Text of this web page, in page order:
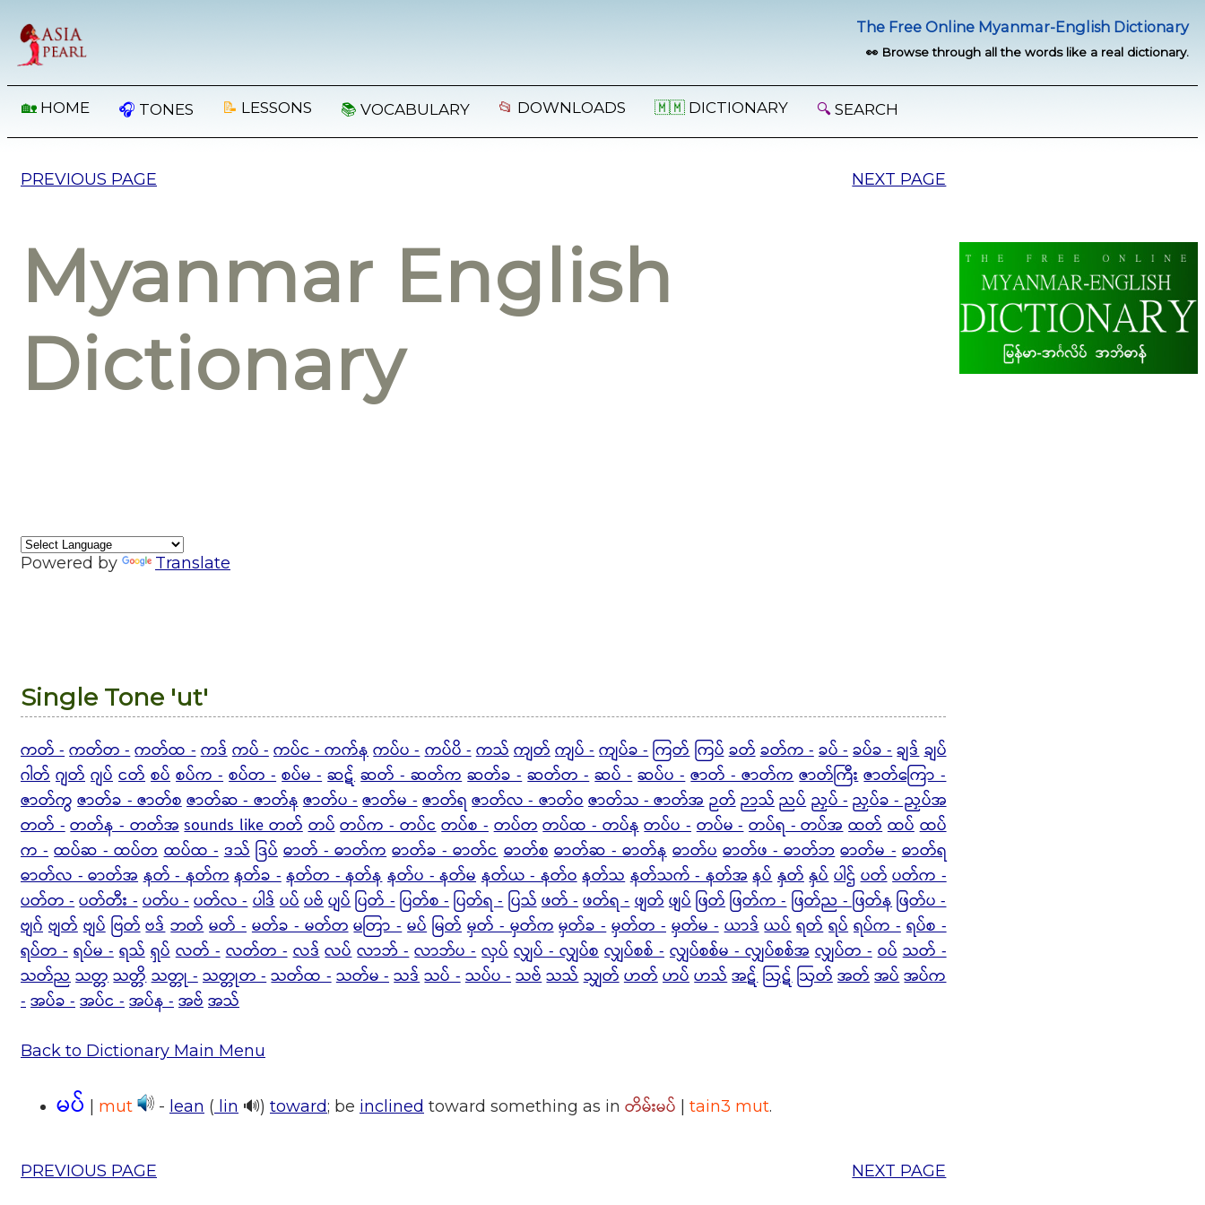
The Free Online Myanmar-English Dictionary
👀 Browse through all the words like a real dictionary.
🏡 HOME 🎧 TONES 📝 LESSONS 📚 VOCABULARY 📂 DOWNLOADS 🇲🇲 DICTIONARY 🔍 SEARCH
PREVIOUS PAGE NEXT PAGE
Myanmar English
Dictionary
Powered by Translate
Single Tone 'ut'
ကတ် -ကတ်တ -ကတ်ထ -ကဒ်ကပ် -ကပ်င - ကက်နကပ်ပ -ကပ်ပိ -ကသ်ကျတ်ကျပ် -ကျပ်ခ -ကြတ်ကြပ်ခတ်ခတ်က -ခပ် -ခပ်ခ -ချဒ်ချပ်
ဂါတ် ဂျတ် ဂျပ် ငတ် စပ် စပ်က - စပ်တ - စပ်မ - ဆဋ် ဆတ် - ဆတ်က ဆတ်ခ - ဆတ်တ - ဆပ် - ဆပ်ပ - ဇာတ် - ဇာတ်က ဇာတ်ကြီး ဇာတ်ကြော -
ဇာတ်ကွ ဇာတ်ခ - ဇာတ်စဇာတ်ဆ - ဇာတ်နဇာတ်ပ -ဇာတ်မ -ဇာတ်ရ ဇာတ်လ - ဇာတ်ဝဇာတ်သ - ဇာတ်အဉတ်ဉာသ်ညပ် ညှပ် -ညှပ်ခ - ညှပ်အ
တတ် - တတ်န - တတ်အ sounds like တတ် တပ် တပ်က - တပ်င တပ်စ - တပ်တ တပ်ထ - တပ်န တပ်ပ - တပ်မ - တပ်ရ - တပ်အ ထတ် ထပ် ထပ်
က - ထပ်ဆ - ထပ်တ ထပ်ထ - ဒသ် ဒြပ် ဓာတ် - ဓာတ်က ဓာတ်ခ - ဓာတ်င ဓာတ်စ ဓာတ်ဆ - ဓာတ်န ဓာတ်ပ ဓာတ်ဖ - ဓာတ်ဘ ဓာတ်မ - ဓာတ်ရ
ဓာတ်လ - ဓာတ်အ နတ် - နတ်ကနတ်ခ -နတ်တ - နတ်နနတ်ပ - နတ်မနတ်ယ - နတ်ဝနတ်သနတ်သက် - နတ်အနပ် နှတ်နှပ်ပါဌ်ပတ်ပတ်က -
ပတ်တ -ပတ်တီး -ပတ်ပ -ပတ်လ -ပါဒ်ပပ်ပဗ်ပျပ်ပြတ် -ပြတ်စ -ပြတ်ရ -ပြသ်ဖတ် -ဖတ်ရ -ဖျတ်ဖျပ်ဖြတ်ဖြတ်က -ဖြတ်ည - ဖြတ်နဖြတ်ပ -
ဗျဂ် ဗျတ် ဗျပ် ဗြတ် ဗဒ် ဘတ် မတ် - မတ်ခ - မတ်တ မတြာ - မပ် မြတ် မှတ် - မှတ်က မှတ်ခ - မှတ်တ - မှတ်မ - ယာဒ် ယပ် ရတ် ရပ် ရပ်က - ရပ်စ -
ရပ်တ - ရပ်မ - ရသ် ရှပ် လတ် - လတ်တ - လဒ် လပ် လာဘ် - လာဘ်ပ - လှပ် လျှပ် - လျှပ်စ လျှပ်စစ် - လျှပ်စစ်မ - လျှပ်စစ်အ လျှပ်တ - ဝပ် သတ် -
သတ်ညသတ္တသတ္တိသတ္တု -သတ္တုတ -သတ်ထ -သတ်မ -သဒ်သပ် -သပ်ပ -သဗ်သသ်သျှတ်ဟတ်ဟပ်ဟသ်အဋ်ဩဋ်ဩတ်အတ်အပ်အပ်က
-အပ်ခ -အပ်င -အပ်န -အဗ်အသ်
Back to Dictionary Main Menu
မပ် | mut - lean ( lin 🔊) toward; be inclined toward something as in တိမ်းမပ် | tain3 mut.
PREVIOUS PAGE NEXT PAGE